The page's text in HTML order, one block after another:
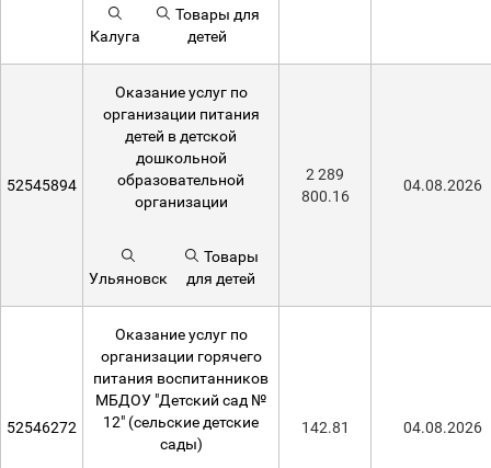
Калуга
Товары для
детей
52545894
Оказание услуг по
организации питания
детей в детской
дошкольной
образовательной
организации
Ульяновск
Товары
для детей
2 289
800.16
04.08.2026
52546272
Оказание услуг по
организации горячего
питания воспитанников
МБДОУ "Детский сад №
12" (сельские детские
сады)
142.81 04.08.2026